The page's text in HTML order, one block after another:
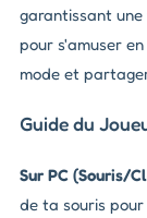
garantissant
pour s'amuser
mode et
Guide du
Sur PC (Souris/
de ta souris